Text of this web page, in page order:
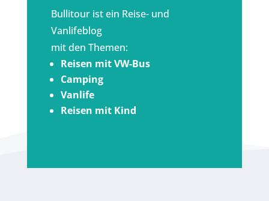
Bullitour ist ein Reise- und
Vanlifeblog
mit den Themen:
Reisen mit VW-Bus
Camping
Vanlife
Reisen mit Kind